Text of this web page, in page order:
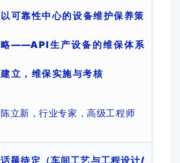
以可靠性中心的设备维护保养策
略——API生产设备的维保体系
建立，维保实施与考核
陈立新，行业专家，高级工程师
话题待定（车间工艺与工程设计/